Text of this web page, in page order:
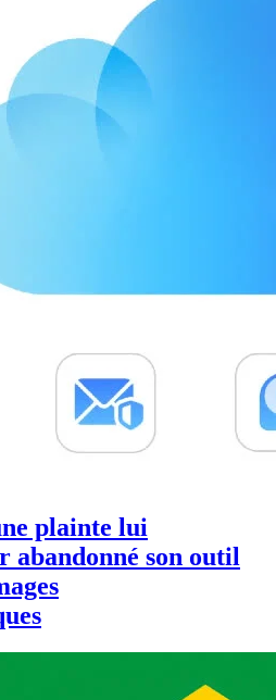
plainte lui
abandonné son outil